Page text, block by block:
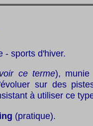
- sports d'hiver.
voir ce terme), munie
sur des
à utiliser ce
(pratique).